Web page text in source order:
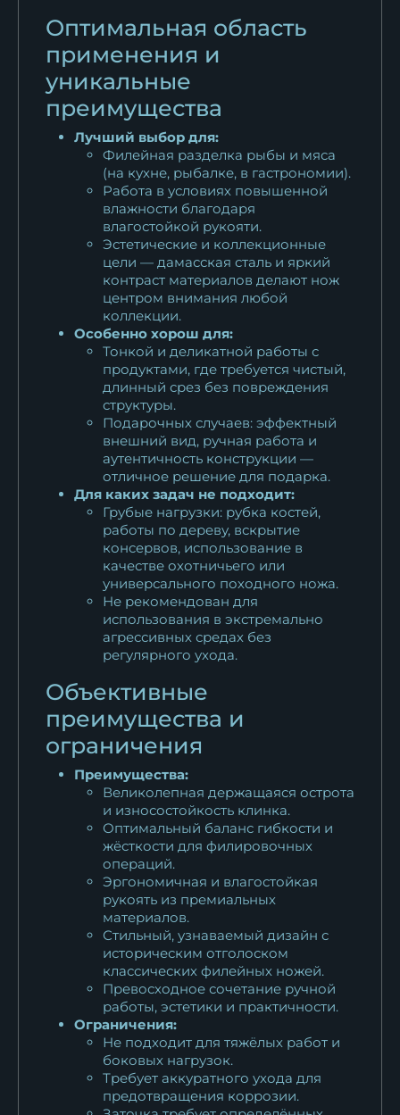
Оптимальная область
применения и
уникальные
преимущества
Лучший выбор для:
Филейная разделка рыбы и мяса
(на кухне, рыбалке, в гастрономии).
Работа в условиях повышенной
влажности благодаря
влагостойкой рукояти.
Эстетические и коллекционные
цели — дамасская сталь и яркий
контраст материалов делают нож
центром внимания любой
коллекции.
Особенно хорош для:
Тонкой и деликатной работы с
продуктами, где требуется чистый,
длинный срез без повреждения
структуры.
Подарочных случаев: эффектный
внешний вид, ручная работа и
аутентичность конструкции —
отличное решение для подарка.
Для каких задач не подходит:
Грубые нагрузки: рубка костей,
работы по дереву, вскрытие
консервов, использование в
качестве охотничьего или
универсального походного ножа.
Не рекомендован для
использования в экстремально
агрессивных средах без
регулярного ухода.
Объективные
преимущества и
ограничения
Преимущества:
Великолепная держащаяся острота
и износостойкость клинка.
Оптимальный баланс гибкости и
жёсткости для филировочных
операций.
Эргономичная и влагостойкая
рукоять из премиальных
материалов.
Стильный, узнаваемый дизайн с
историческим отголоском
классических филейных ножей.
Превосходное сочетание ручной
работы, эстетики и практичности.
Ограничения:
Не подходит для тяжёлых работ и
боковых нагрузок.
Требует аккуратного ухода для
предотвращения коррозии.